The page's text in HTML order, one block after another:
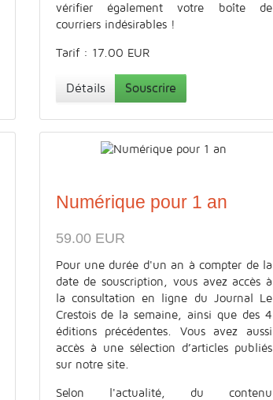
vérifier également votre boîte de
courriers indésirables !
Tarif : 17.00 EUR
Détails Souscrire
Numérique pour 1 an
59.00 EUR
Pour une durée d'un an à compter de la
date de souscription, vous avez accès à
la consultation en ligne du Journal Le
Crestois de la semaine, ainsi que des 4
éditions précédentes. Vous avez aussi
accès à une sélection d’articles publiés
sur notre site.
Selon l'actualité, du contenu